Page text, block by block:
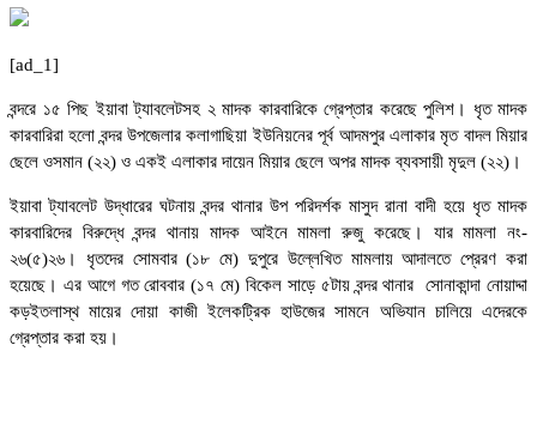
[ad_1]
বন্দরে ১৫ পিছ ইয়াবা ট্যাবলেটসহ ২ মাদক কারবারিকে গ্রেপ্তার করেছে পুলিশ। ধৃত মাদক
কারবারিরা হলো বন্দর উপজেলার কলাগাছিয়া ইউনিয়নের পূর্ব আদমপুর এলাকার মৃত বাদল মিয়ার
ছেলে ওসমান (২২) ও একই এলাকার দায়েন মিয়ার ছেলে অপর মাদক ব্যবসায়ী মৃদুল (২২)।
ইয়াবা ট্যাবলেট উদ্ধারের ঘটনায় বন্দর থানার উপ পরিদর্শক মাসুদ রানা বাদী হয়ে ধৃত মাদক
কারবারিদের বিরুদ্ধে বন্দর থানায় মাদক আইনে মামলা রুজু করেছে। যার মামলা নং-
২৬(৫)২৬। ধৃতদের সোমবার (১৮ মে) দুপুরে উল্লেখিত মামলায় আদালতে প্রেরণ করা
হয়েছে। এর আগে গত রোববার (১৭ মে) বিকেল সাড়ে ৫টায় বন্দর থানার সোনাকান্দা নোয়াদ্দা
কড়ইতলাস্থ মায়ের দোয়া কাজী ইলেকট্রিক হাউজের সামনে অভিযান চালিয়ে এদেরকে
গ্রেপ্তার করা হয়।